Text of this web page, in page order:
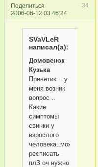
Поделиться
34
2006-06-12 03:46:24
SVaVLeR
написал(а):
Домовенок
Кузька
Приветик .. у
меня возник
вопрос ..
Какие
симптомы
свинки у
взрослого
человека..можешь
респисать
плЗ оч нужно